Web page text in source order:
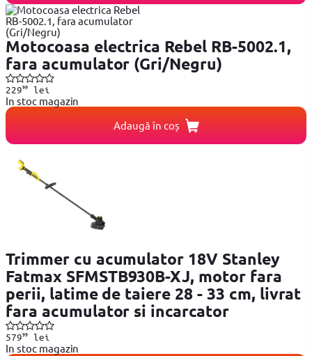
Motocoasa electrica Rebel RB-5002.1,
fara acumulator (Gri/Negru)
22999lei
In stoc magazin
Adaugă în coș
Trimmer cu acumulator 18V Stanley
Fatmax SFMSTB930B-XJ, motor fara
perii, latime de taiere 28 - 33 cm, livrat
fara acumulator si incarcator
57999lei
In stoc magazin